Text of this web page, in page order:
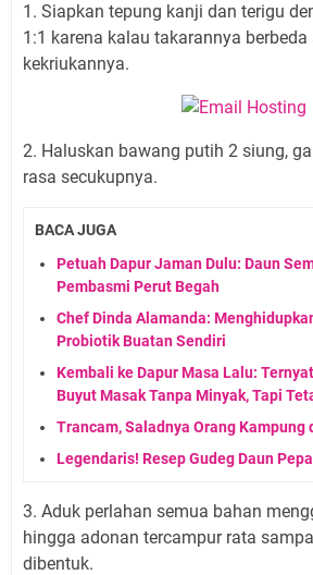
1. Siapkan tepung kanji dan terigu
1:1 karena kalau takarannya
kekriukannya.
2. Haluskan bawang putih 2 siung,
rasa secukupnya.
BACA JUGA
Petuah Dapur Jaman Dulu: Daun
Pembasmi Perut Begah
Chef Dinda Alamanda:
Probiotik Buatan Sendiri
Kembali ke Dapur Masa Lalu:
Buyut Masak Tanpa Minyak, Tapi
Trancam, Saladnya Orang Kampung
Legendaris! Resep Gudeg Daun
3. Aduk perlahan semua bahan
hingga adonan tercampur rata
dibentuk.